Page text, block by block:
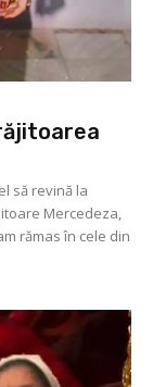
să revină la
Mercedeza,
rămas în cele din